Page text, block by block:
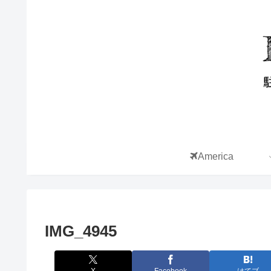
America
IMG_4945